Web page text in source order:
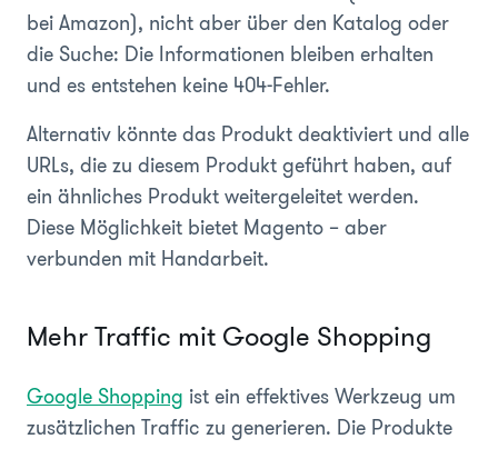
bei Amazon), nicht aber über den Katalog oder
die Suche: Die Informationen bleiben erhalten
und es entstehen keine 404-Fehler.
Alternativ könnte das Produkt deaktiviert und alle
URLs, die zu diesem Produkt geführt haben, auf
ein ähnliches Produkt weitergeleitet werden.
Diese Möglichkeit bietet Magento – aber
verbunden mit Handarbeit.
Mehr Traffic mit Google Shopping
Google Shopping ist ein effektives Werkzeug um
zusätzlichen Traffic zu generieren. Die Produkte